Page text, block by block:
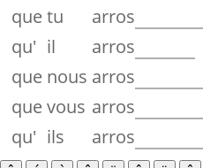
quetu
arros
qu' il
arros
que nous arros
quevous arros
qu' ils arros